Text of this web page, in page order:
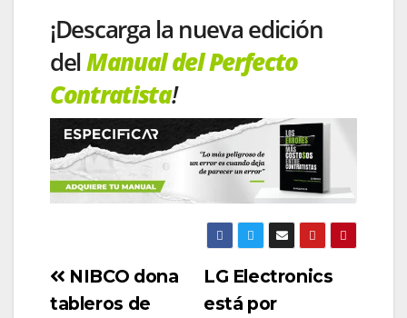
¡Descarga la nueva edición
delManual del Perfecto
Contratista!
LG Electronics
está por
NIBCO dona
tableros de